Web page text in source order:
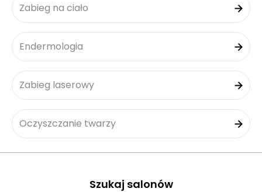
Zabieg na ciało
Endermologia
Zabieg laserowy
Oczyszczanie twarzy
Szukaj salonów